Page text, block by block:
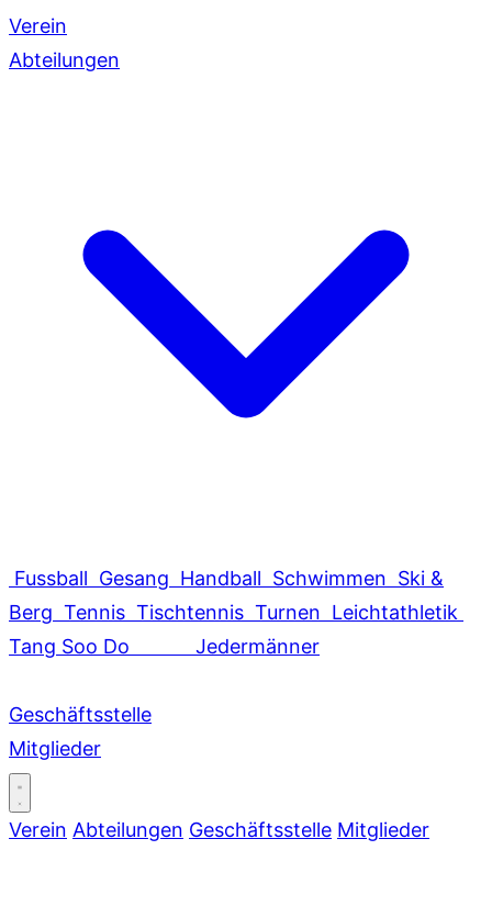
Verein
Abteilungen
Fussball Gesang Handball Schwimmen Ski &
Berg Tennis Tischtennis Turnen Leichtathletik
Tang Soo Do
Jedermänner
Geschäftsstelle
Mitglieder
Verein Abteilungen Geschäftsstelle Mitglieder